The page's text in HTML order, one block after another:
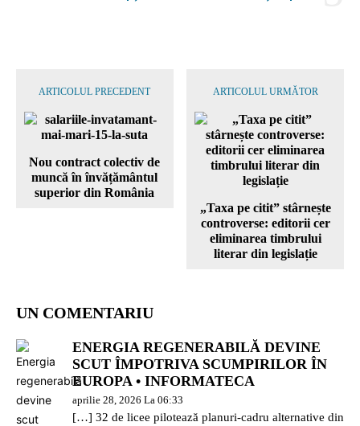
ARTICOLUL PRECEDENT
Nou contract colectiv de
muncă în învățământul
superior din România
ARTICOLUL URMĂTOR
„Taxa pe citit” stârnește
controverse: editorii cer
eliminarea timbrului
literar din legislație
UN COMENTARIU
ENERGIA REGENERABILĂ DEVINE
SCUT ÎMPOTRIVA SCUMPIRILOR ÎN
EUROPA • INFORMATECA
aprilie 28, 2026 La 06:33
[…] 32 de licee pilotează planuri-cadru alternative din